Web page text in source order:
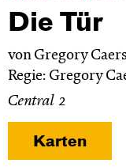
Die Tür
von Gregory
Regie: Gregory
Central 2
Karten